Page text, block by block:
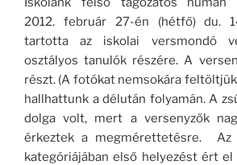
2012. február 27-én (hétfő) du.
tartotta az iskolai versmondó
osztályos tanulók részére. A
részt. (A fotókat nemsokára
hallhattunk a délután folyamán. A
dolga volt, mert a versenyzők
érkeztek a megmérettetésre. Az
kategóriájában első helyezést ért el